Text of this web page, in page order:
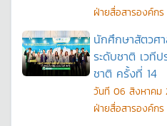
ฝ่ายสื่อสารองค์ก
นักศึกษาสัตวศ
ระดับชาติ เวที
ชาติ ครั้งที่ 14
วันที 06 สิงหาคม
ฝ่ายสื่อสารองค์ก